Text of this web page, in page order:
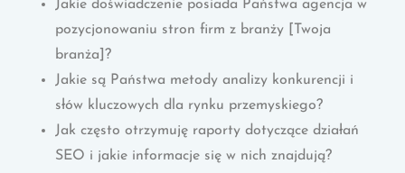
Jakie doświadczenie posiada Państwa agencja w
pozycjonowaniu stron firm z branży [Twoja
branża]?
Jakie są Państwa metody analizy konkurencji i
słów kluczowych dla rynku przemyskiego?
Jak często otrzymuję raporty dotyczące działań
SEO i jakie informacje się w nich znajdują?